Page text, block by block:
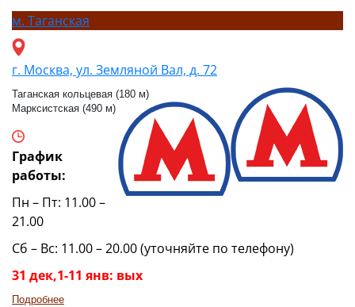
м. Таганская
г. Москва, ул. Земляной Вал, д. 72
Таганская кольцевая (180 м)
Марксистская (490 м)
График
работы:
Пн – Пт: 11.00 –
21.00
Сб – Вс: 11.00 – 20.00 (уточняйте по телефону)
31 дек,1-11 янв: вых
Подробнее